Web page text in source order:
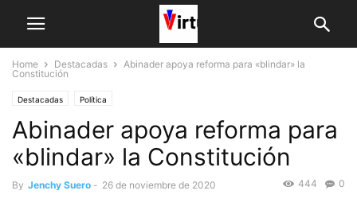
Home Destacadas
Abinader apoya reforma para «blindar» la
Constitución
Destacadas Política
Abinader apoya reforma para
«blindar» la Constitución
By Jenchy Suero - 26 de noviembre de 2020 0
444